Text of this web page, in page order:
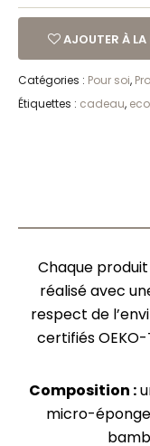
AJOUTER À LA
Catégories : Pour soi,
Étiquettes : cadeau,
Chaque produit
réalisé avec
respect de
certifiés
Composition :
micro-